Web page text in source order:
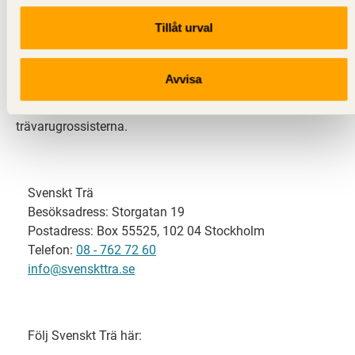
Tillåt urval
Avvisa
Svenskt Trä representerar svensk sågverksindustri
och är en del av branschorganisationen
svensk limträ-, KL-trä- och förpackningsindustri samt
trävarugrossisterna.
Svenskt Trä
Besöksadress: Storgatan 19
Postadress: Box 55525, 102 04 Stockholm
Telefon: 08 - 762 72 60
info@svenskttra.se
Följ Svenskt Trä här: